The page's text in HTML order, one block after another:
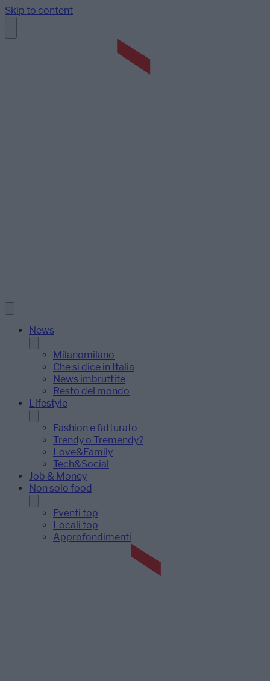
Skip to content
News
Milanomilano
Che si dice in Italia
News imbruttite
Resto del mondo
Lifestyle
Fashion e fatturato
Trendy o Tremendy?
Love&Family
Tech&Social
Job & Money
Non solo food
Eventi top
Locali top
Approfondimenti